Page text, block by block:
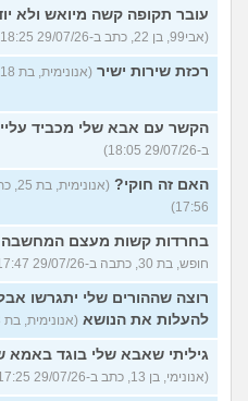
עובר תקופה קשה מיואש ולא
(אבי99, בן 22, כתב ב-29/07/26 18:25)
רכזת שירות ישיר (אנונימית, בת 18, כתבה ב-29/07/26 18:16)
הקשר עם אבא שלי מכביד עליי
ב-29/07/26 18:05)
האם זה חוקי?
17:56)
בחרדות קשות מעצם המחשבה
חופש, בת 30, כתבה ב-29/07/26 17:47)
רוצה שההורים שלי יתגרשו
להעלות את הנושא (אנונימית, בת 23, כתבה ב-29/07/26 17:36)
גיליתי שאבא שלי בוגד באמא
(אנונימי, בן 13, כתב ב-29/07/26 17:25)